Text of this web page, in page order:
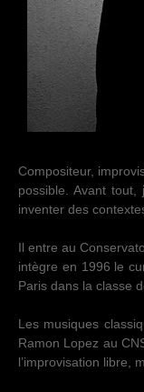
Compositeur,
possible. Avant
inventer des
Il entre au
intègre en 1996 le
Paris dans la classe
Les musiques
Ramon Lopez au
l’improvisation libre,